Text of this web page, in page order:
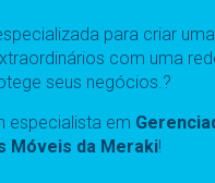
para criar
com uma
seus negócios.?
especialista em
Móveis da Meraki!